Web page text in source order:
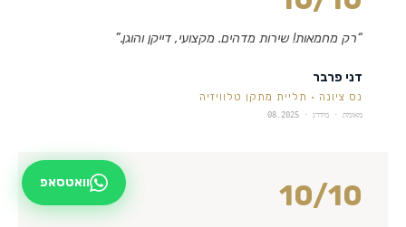
“רק מחמאות! שירות מדהים. מקצועי, דייקן והוגן.”
דני פרבר
נס ציונה · תליית מתקן טלוויזיה
מאומת · מידרג · 08.2025
10/10 וואטסאפ